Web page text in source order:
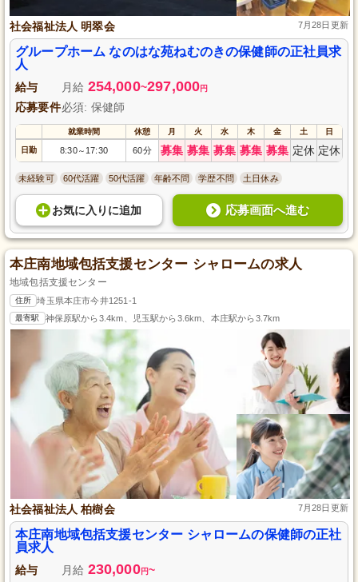
社会福祉法人 明翠会 7月28日更新
グループホーム なのはな苑ねむのきの保健師の正社員求
人
給与 月給 254,000~297,000円
応募要件必須: 保健師
就業時間 休憩 月 火 水 木 金 土 日
日勤 8:30～ 17:30 60分 募集 募集 募集 募集 募集 定休 定休
未経験可 60代活躍 50代活躍 年齢不問 学歴不問 土日休み
お気に入り に追加 応募画面へ進む
本庄南地域包括支援センター シャロームの求人
地域包括支援センター
住所 埼玉県本庄市今井1251-1
最寄駅 神保原駅から3.4km、児玉駅から3.6km、本庄駅から3.7km
社会福祉法人 柏樹会 7月28日更新
本庄南地域包括支援センター シャロームの保健師の正社
員求人
給与 月給 230,000円~